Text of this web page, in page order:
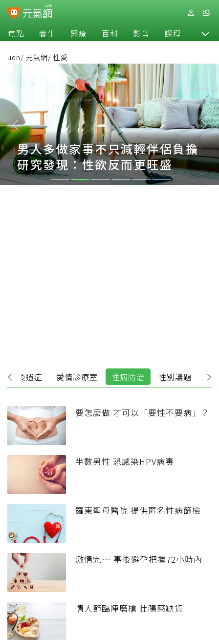
焦點 養生 醫療 百科 影音 課程 退休
udn/ 元氣網/ 性愛
男人多做家事不只減輕伴侶負擔
研究發現：性欲反而更旺盛
性愛後遺症 愛情診療室 性病防治 性別議題
要怎麼做 才可以「要性不要病」？
半數男性 恐感染HPV病毒
羅東聖母醫院 提供匿名性病篩檢
激情完… 事後避孕把握72小時內
情人節臨陣磨槍 壯陽藥缺貨